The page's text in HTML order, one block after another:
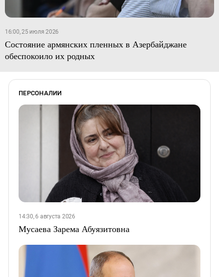
16:00, 25 июля 2026
Состояние армянских пленных в Азербайджане
обеспокоило их родных
ПЕРСОНАЛИИ
14:30, 6 августа 2026
Мусаева Зарема Абуязитовна